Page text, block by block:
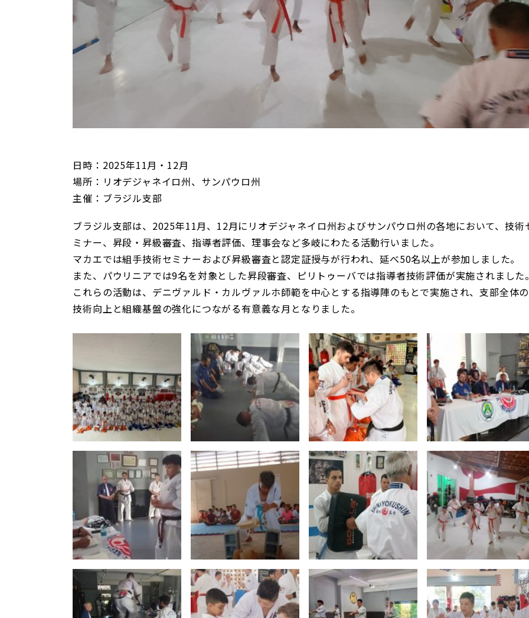
日時：2025年11月・12月
場所：リオデジャネイロ州、サンパウロ州
主催：ブラジル支部
ブラジル支部は、2025年11月、12月にリオデジャネイロ州およびサンパウロ州の各地において、技術
ミナー、昇段・昇級審査、指導者評価、理事会など多岐にわたる活動行いました。
マカエでは組手技術セミナーおよび昇級審査と認定証授与が行われ、延べ50名以上が参加しました。
また、パウリニアでは9名を対象とした昇段審査、ピリトゥーバでは指導者技術評価が実施されました
これらの活動は、デニヴァルド・カルヴァルホ師範を中心とする指導陣のもとで実施され、支部全体の
技術向上と組織基盤の強化につながる有意義な月となりました。